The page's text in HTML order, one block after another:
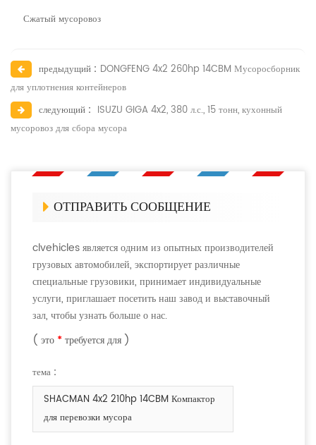
Сжатый мусоровоз
предыдущий : DONGFENG 4x2 260hp 14CBM Мусоросборник
для уплотнения контейнеров
следующий : ISUZU GIGA 4x2, 380 л.с., 15 тонн, кухонный
мусоровоз для сбора мусора
ОТПРАВИТЬ СООБЩЕНИЕ
clvehicles является одним из опытных производителей
грузовых автомобилей, экспортирует различные
специальные грузовики, принимает индивидуальные
услуги, приглашает посетить наш завод и выставочный
зал, чтобы узнать больше о нас.
( это * требуется для )
тема :
SHACMAN 4x2 210hp 14CBM Компактор
для перевозки мусора